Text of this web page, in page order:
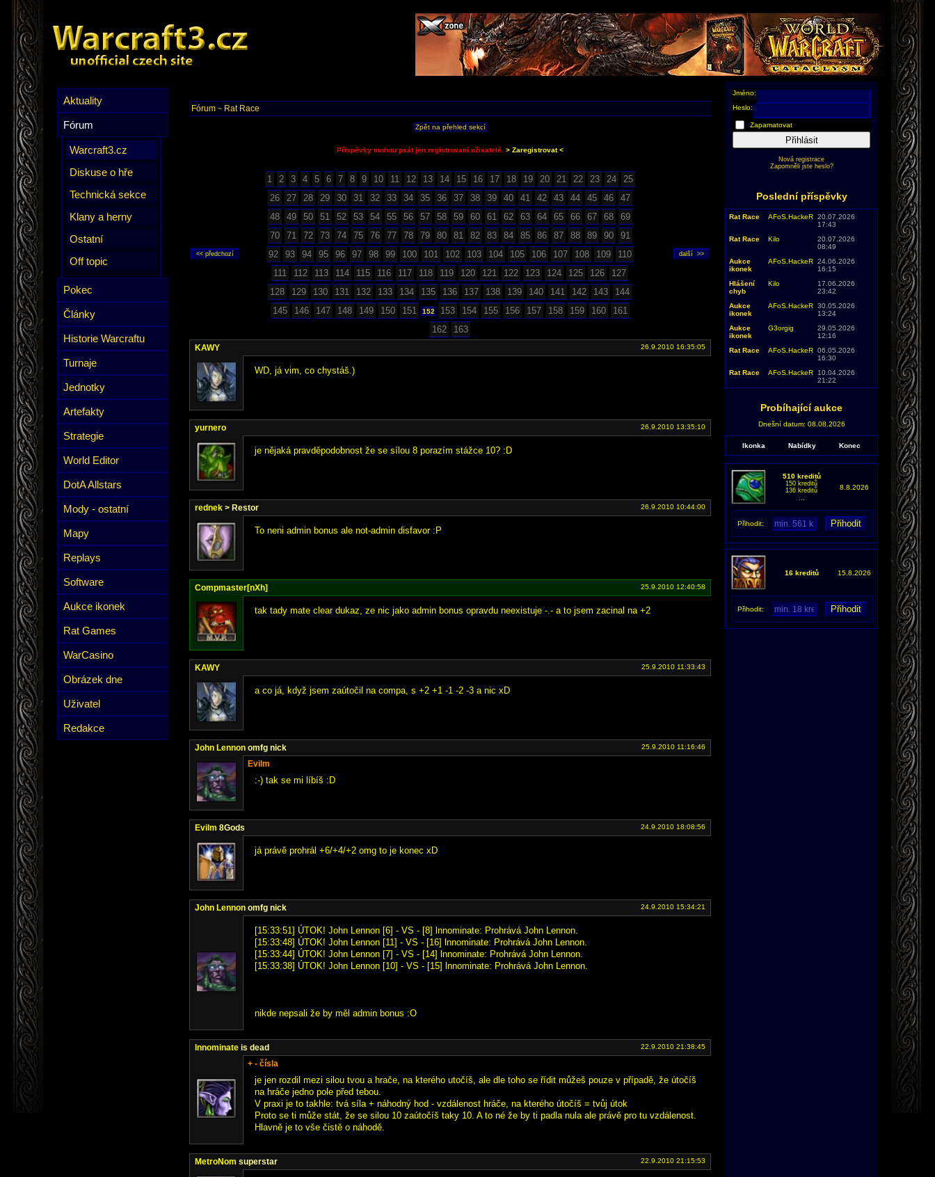
Aktuality
Fórum
Warcraft3.cz
Diskuse o hře
Technická sekce
Klany a herny
Ostatní
Off topic
Pokec
Články
Historie Warcraftu
Turnaje
Jednotky
Artefakty
Strategie
World Editor
DotA Allstars
Mody - ostatní
Mapy
Replays
Software
Aukce ikonek
Rat Games
WarCasino
Obrázek dne
Uživatel
Redakce
Fórum ~ Rat Race
Zpět na přehled sekcí
Příspěvky mohou psát jen registrovaní uživatelé. > Zaregistrovat <
1 2 3 4 5 6 7 8 9 10 11 12 13 14 15 16 17 18 19 20 21 22 23 24
25
26
27 28 29 30 31 32 33 34 35 36 37 38 39 40 41 42 43 44 45 46
47
48
49 50 51 52 53 54 55 56 57 58 59 60 61 62 63 64 65 66 67 68
69
70
71 72 73 74 75 76 77 78 79 80 81 82 83 84 85 86 87 88 89 90
91
92
93 94 95 96 97 98 99 100 101 102 103 104 105 106 107 108 109
110
111
112 113 114 115 116 117 118 119 120 121 122 123 124 125 126
127
128
129 130 131 132 133 134 135 136 137 138 139 140 141 142 143
144
145
146 147 148 149 150 151 152 153 154 155 156 157 158 159 160
161
162
163
KAWY 26.9.2010 16:35:05
WD, já vim, co chystáš.)
yurnero 26.9.2010 13:35:10
je nějaká pravděpodobnost že se sílou 8 porazím stážce 10? :D
rednek > Restor 26.9.2010 10:44:00
To neni admin bonus ale not-admin disfavor :P
Compmaster[nXh] 25.9.2010 12:40:58
tak tady mate clear dukaz, ze nic jako admin bonus opravdu neexistuje -.- a to jsem zacinal na +2
KAWY 25.9.2010 11:33:43
a co já, když jsem zaútočil na compa, s +2 +1 -1 -2 -3 a nic xD
John Lennon omfg nick 25.9.2010 11:16:46
Evilm
:-) tak se mi líbíš :D
Evilm 8Gods 24.9.2010 18:08:56
já právě prohrál +6/+4/+2 omg to je konec xD
John Lennon omfg nick 24.9.2010 15:34:21
[15:33:51] ÚTOK! John Lennon [6] - VS - [8] lnnominate: Prohrává John Lennon.
[15:33:48] ÚTOK! John Lennon [11] - VS - [16] lnnominate: Prohrává John Lennon.
[15:33:44] ÚTOK! John Lennon [7] - VS - [14] lnnominate: Prohrává John Lennon.
[15:33:38] ÚTOK! John Lennon [10] - VS - [15] lnnominate: Prohrává John Lennon.
nikde nepsali že by měl admin bonus :O
lnnominate is dead 22.9.2010 21:38:45
+ - čísla
je jen rozdil mezi silou tvou a hrače, na kterého utočíš, ale dle toho se řídit můžeš pouze v případě, že útočíš
na hráče jedno pole před tebou.
V praxi je to takhle: tvá síla + náhodný hod - vzdálenost hráče, na kterého útočíš = tvůj útok
Proto se ti může stát, že se silou 10 zaútočíš taky 10. A to né že by ti padla nula ale právě pro tu vzdálenost.
Hlavně je to vše čistě o náhodě.
MetroNom superstar 22.9.2010 21:15:53
Jméno:
Heslo:
Zapamatovat
Přihlásit
Nová registrace
Zapomněli jste heslo?
Poslední příspěvky
Rat Race AFoS.HackeR 20.07.2026
17:43
Rat Race
Kilo
20.07.2026
08:49
Aukce
ikonek
AFoS.HackeR 24.06.2026
16:15
Hlášení
chyb
Kilo
17.06.2026
23:42
Aukce
ikonek
AFoS.HackeR 30.05.2026
13:24
Aukce
ikonek
G3orgig
29.05.2026
12:16
Rat Race
AFoS.HackeR 06.05.2026
16:30
Rat Race
AFoS.HackeR
10.04.2026
21:22
Probíhající aukce
Dnešní datum: 08.08.2026
Ikonka Nabídky Konec
510 kreditů
150 kreditů
136 kreditů
8.8.2026
Přihodit:
16 kreditů 15.8.2026
Přihodit: